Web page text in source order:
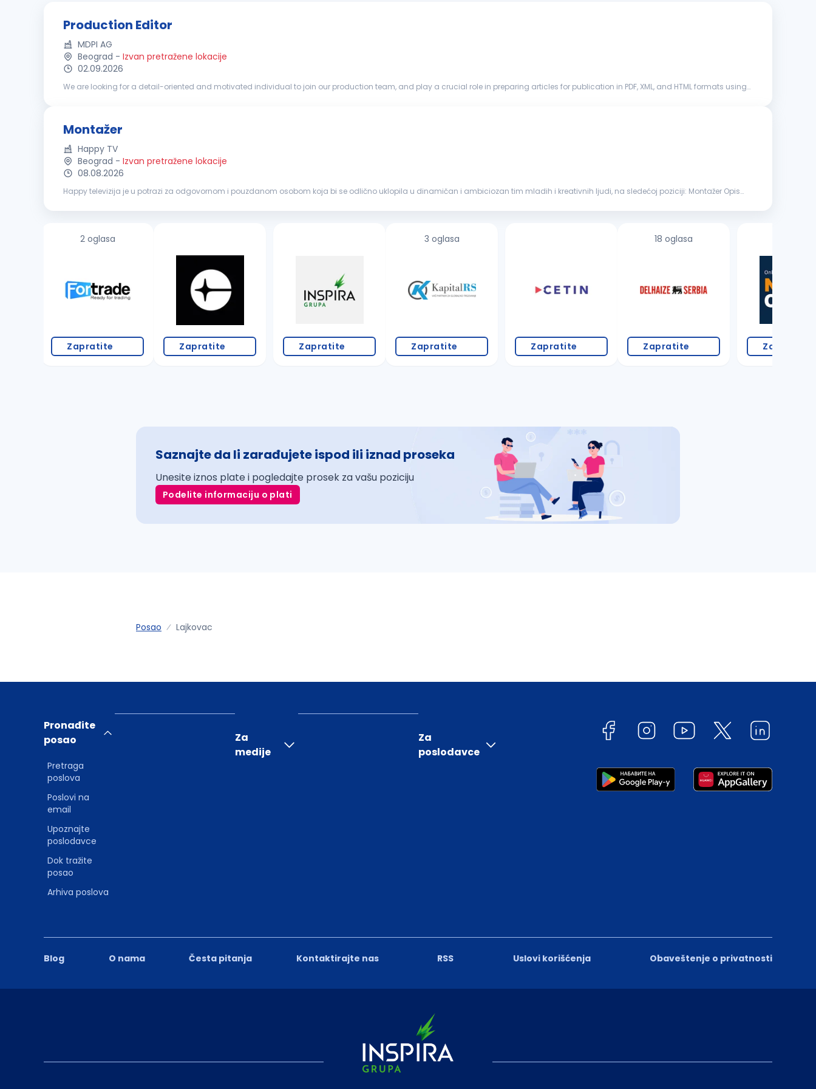
Production Editor
MDPI AG
Beograd - Izvan pretražene lokacije
02.09.2026
We are looking for a detail-oriented and motivated individual to join our production team, and play a crucial role in preparing articles for publication in PDF, XML, and HTML formats using
Montažer
Happy TV
Beograd - Izvan pretražene lokacije
08.08.2026
Happy televizija je u potrazi za odgovornom i pouzdanom osobom koja bi se odlično uklopila u dinamičan i ambiciozan tim mladih i kreativnih ljudi, na sledećoj poziciji: Montažer Opis
2 oglasa
Zapratite Zapratite Zapratite
3 oglasa
Zapratite Zapratite
18 oglasa
Zapratite Zapratite
Saznajte da li zarađujete ispod ili iznad proseka
Unesite iznos plate i pogledajte prosek za vašu poziciju
Podelite informaciju o plati
Posao Lajkovac
Blog O nama Česta pitanja Kontaktirajte nas RSS Uslovi korišćenja Obaveštenje o privatnosti
Pronađite
posao
Pretraga
poslova
Poslovi na
email
Upoznajte
poslodavce
Dok tražite
posao
Arhiva poslova
Za
medije
Za
poslodavce